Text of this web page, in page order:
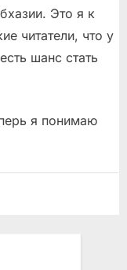
Это я к
читатели, что у
шанс стать
я понимаю